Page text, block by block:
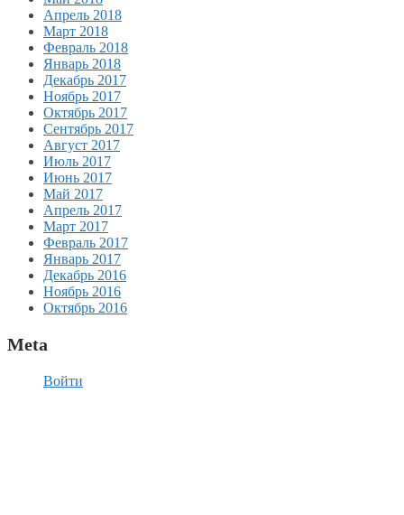
Апрель 2018
Март 2018
Февраль 2018
Январь 2018
Декабрь 2017
Ноябрь 2017
Октябрь 2017
Сентябрь 2017
Август 2017
Июль 2017
Июнь 2017
Май 2017
Апрель 2017
Март 2017
Февраль 2017
Январь 2017
Декабрь 2016
Ноябрь 2016
Октябрь 2016
Meta
Войти